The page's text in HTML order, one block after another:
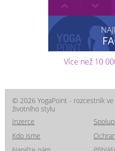
Více než 10
© 2026 YogaPoint - rozcestník
životního stylu
Inzerce
Kdo jsme